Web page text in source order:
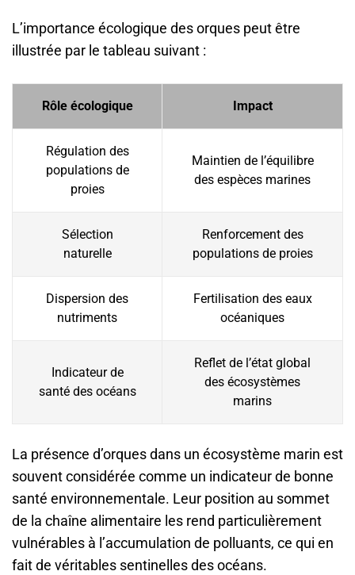
L’importance écologique des orques peut être
illustrée par le tableau suivant :
Rôle écologique Impact
Régulation des
populations de
proies
Maintien de l’équilibre
des espèces marines
Sélection
naturelle
Renforcement des
populations de proies
Dispersion des
nutriments
Fertilisation des eaux
océaniques
Indicateur de
santé des océans
Reflet de l’état global
des écosystèmes
marins
La présence d’orques dans un écosystème marin est
souvent considérée comme un indicateur de bonne
santé environnementale. Leur position au sommet
de la chaîne alimentaire les rend particulièrement
vulnérables à l’accumulation de polluants, ce qui en
fait de véritables sentinelles des océans.